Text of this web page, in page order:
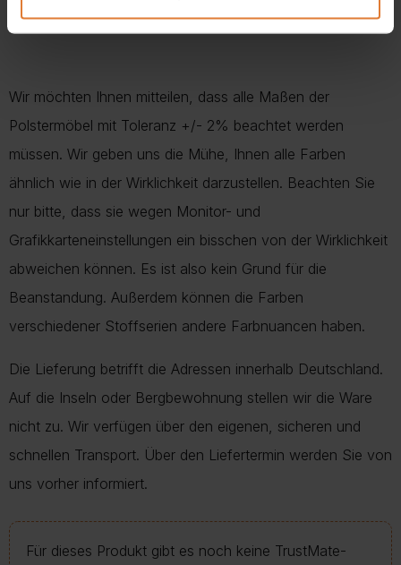
Wir möchten Ihnen mitteilen, dass alle Maßen der
Polstermöbel mit Toleranz +/- 2% beachtet werden
müssen. Wir geben uns die Mühe, Ihnen alle Farben
ähnlich wie in der Wirklichkeit darzustellen. Beachten Sie
nur bitte, dass sie wegen Monitor- und
Grafikkarteneinstellungen ein bisschen von der Wirklichkeit
abweichen können. Es ist also kein Grund für die
Beanstandung. Außerdem können die Farben
verschiedener Stoffserien andere Farbnuancen haben.
Die Lieferung betrifft die Adressen innerhalb Deutschland.
Auf die Inseln oder Bergbewohnung stellen wir die Ware
nicht zu. Wir verfügen über den eigenen, sicheren und
schnellen Transport. Über den Liefertermin werden Sie von
uns vorher informiert.
Für dieses Produkt gibt es noch keine TrustMate-